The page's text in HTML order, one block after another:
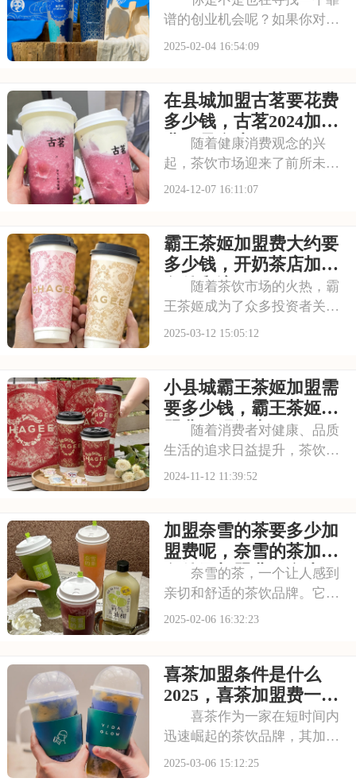
谱的创业机会呢？如果你对饮
品行业感兴趣，那就不得不提
的饮品也是实实在在的好喝。
现在，茶百道开放加盟了，如
果你也想开一家饮品
2025-02-04 16:54:09
在县城加盟古茗要花费
多少钱，古茗2024加盟
费用是多少
随着健康消费观念的兴
起，茶饮市场迎来了前所未有
的发展机遇。古茗，作为茶饮
市场的认可。加盟古茗，您将
拥有一个充满潜力的创业项
目。本文将为您详细介绍
2024-12-07 16:11:07
霸王茶姬加盟费大约要
多少钱，开奶茶店加盟
条件和流程2025
随着茶饮市场的火热，霸
王茶姬成为了众多投资者关注
的焦点。想要加盟这个潜力无
文将为您详细解析霸王茶姬加
盟的相关信息。请看下面是有
关于霸王茶姬加盟费
2025-03-12 15:05:12
小县城霸王茶姬加盟需
要多少钱，霸王茶姬加
盟费用明细表
随着消费者对健康、品质
生活的追求日益提升，茶饮市
场迎来了前所未有的发展机
品和独特的品牌文化，为加盟
商提供了广阔的发展空间和无
限的商机。加盟我们，
2024-11-12 11:39:52
加盟奈雪的茶要多少加
盟费呢，奈雪的茶加盟
条件及加盟费用多少
奈雪的茶，一个让人感到
亲切和舒适的茶饮品牌。它的
产品不仅口味独特，而且注重
打造出独特的品牌形象，那么
加盟奈雪的茶或许能帮到你。
本文将为你揭秘加盟
2025-02-06 16:32:23
喜茶加盟条件是什么
2025，喜茶加盟费一般
多少钱
喜茶作为一家在短时间内
迅速崛起的茶饮品牌，其加盟
店遍布我国，成为了茶饮加盟
2025-03-06 15:12:25